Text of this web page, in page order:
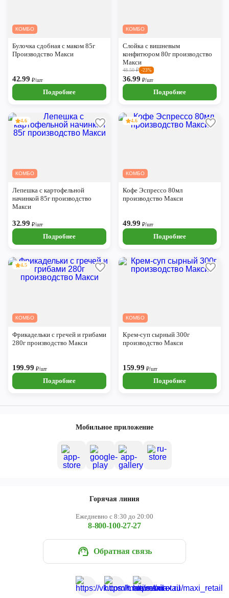
КОМБО
Булочка сдобная с маком 85г
Производство Макси
42.99₽/шт
Подробнее
КОМБО
Слойка с вишневым
конфитюром 80г производство
Макси
48.50₽ -23%
36.99₽/шт
Подробнее
КОМБО
4.6
Лепешка с картофельной
начинкой 85г производство
Макси
32.99₽/шт
Подробнее
КОМБО
4.6
Кофе Эспрессо 80мл
производство Макси
49.99₽/шт
Подробнее
КОМБО
4.5
Фрикадельки с гречей и грибами
280г производство Макси
199.99 ₽/шт
Подробнее
КОМБО
Крем-суп сырный 300г
производство Макси
159.99 ₽/шт
Подробнее
Мобильное приложение
Горячая линия
Ежедневно с 8:30 до 20:00
8-800-100-27-27
Обратная связь